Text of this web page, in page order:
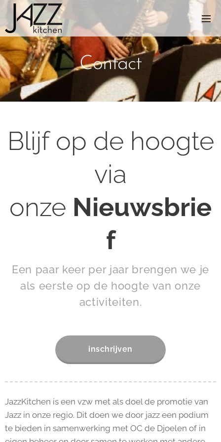
Contact
Blijf op de hoogte
via
onze Nieuwsbrie
f
Een paar keer per jaar brengen we je
als eerste op de hoogte van onze
activiteiten.
inschrijven
JazzKitchen is een vzw met als doel de promotie van
Jazz in onze regio. Dit doen we door jazz een podium
te bieden in samenwerking met OC de Djoelen of in